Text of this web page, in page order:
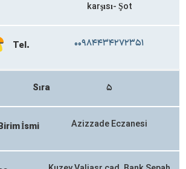
karşısı- Şot
Tel. ۰۰۹۸۴۴۳۴۲۷۲۳۵۱
Sıra ۵
İsmi Azizzade Eczanesi